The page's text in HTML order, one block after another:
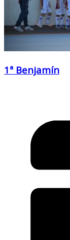
1ª Benjamín